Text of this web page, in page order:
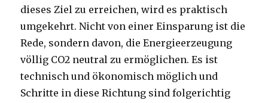
dieses Ziel zu erreichen, wird es praktisch
umgekehrt. Nicht von einer Einsparung ist die
Rede, sondern davon, die Energieerzeugung
völlig CO2 neutral zu ermöglichen. Es ist
technisch und ökonomisch möglich und
Schritte in diese Richtung sind folgerichtig